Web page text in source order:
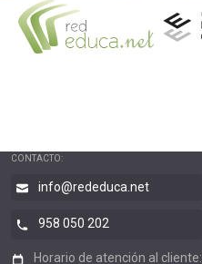
CONTACTO:
info@rededuca.net
958 050 202
Horario de atención al cliente: